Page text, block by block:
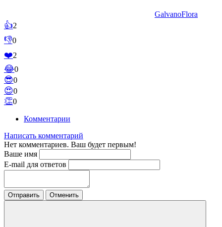
GalvanoFlora
👍2
👎0
❤️2
😂0
😎0
😍0
👏0
Комментарии
Написать комментарий
Нет комментариев. Ваш будет первым!
Ваше имя
E-mail для ответов
Отправить Отменить